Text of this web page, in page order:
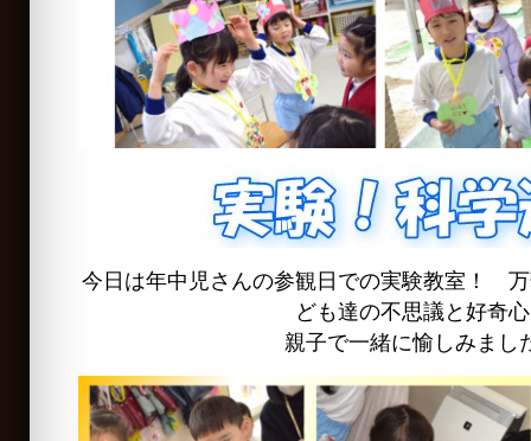
今日は年中児さんの参観日での実験教室！
ども達の不思議と好奇
親子で一緒に愉しみまし